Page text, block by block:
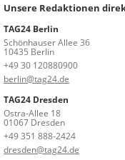
Unsere Redaktionen
TAG24 Berlin
Schönhauser Allee 36
10435 Berlin
+49 30 120880900
berlin@tag24.de
TAG24 Dresden
Ostra-Allee 18
01067 Dresden
+49 351 888-2424
dresden@tag24.de